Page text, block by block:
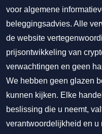
voor algemene
beleggingsadvies. Alle
de website
prijsontwikkeling van
verwachtingen en geen
We hebben geen glazen
kunnen kijken. Elke
beslissing die u neemt,
verantwoordelijkheid en u